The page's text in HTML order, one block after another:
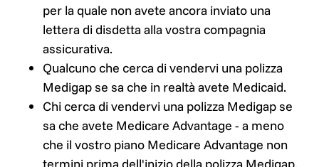
per la quale non avete ancora inviato una
lettera di disdetta alla vostra compagnia
assicurativa.
Qualcuno che cerca di vendervi una polizza
Medigap se sa che in realtà avete Medicaid.
Chi cerca di vendervi una polizza Medigap se
sa che avete Medicare Advantage - a meno
che il vostro piano Medicare Advantage non
termini prima dell'inizio della polizza Medigap.